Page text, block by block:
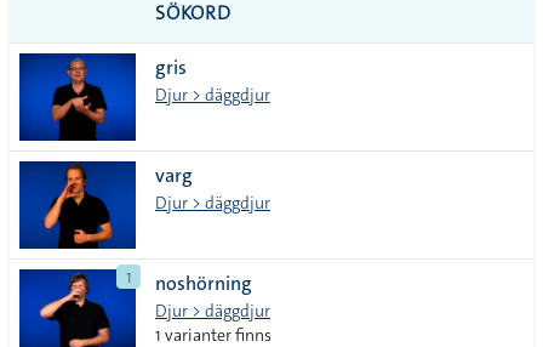
tecken
SÖKORD
gris
Djur > däggdjur
varg
Djur > däggdjur
1 noshörning
Djur > däggdjur
1 varianter finns